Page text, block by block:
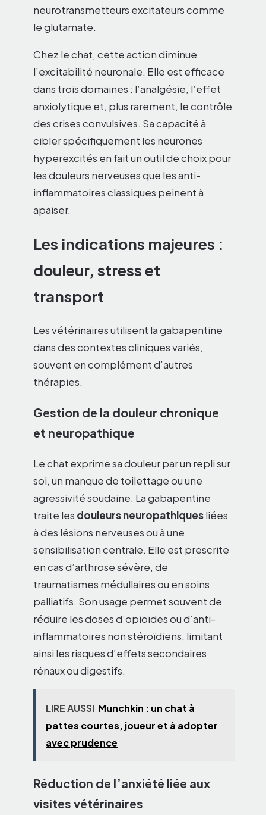
neurotransmetteurs excitateurs comme
le glutamate.
Chez le chat, cette action diminue
l’excitabilité neuronale. Elle est efficace
dans trois domaines : l’analgésie, l’effet
anxiolytique et, plus rarement, le contrôle
des crises convulsives. Sa capacité à
cibler spécifiquement les neurones
hyperexcités en fait un outil de choix pour
les douleurs nerveuses que les anti-
inflammatoires classiques peinent à
apaiser.
Les indications majeures :
douleur, stress et
transport
Les vétérinaires utilisent la gabapentine
dans des contextes cliniques variés,
souvent en complément d’autres
thérapies.
Gestion de la douleur chronique
et neuropathique
Le chat exprime sa douleur par un repli sur
soi, un manque de toilettage ou une
agressivité soudaine. La gabapentine
traite les douleurs neuropathiquesliées
à des lésions nerveuses ou à une
sensibilisation centrale. Elle est prescrite
en cas d’arthrose sévère, de
traumatismes médullaires ou en soins
palliatifs. Son usage permet souvent de
réduire les doses d’opioïdes ou d’anti-
inflammatoires non stéroïdiens, limitant
ainsi les risques d’effets secondaires
rénaux ou digestifs.
LIRE AUSSI Munchkin : un chat à
pattes courtes, joueur et à adopter
avec prudence
Réduction de l’anxiété liée aux
visites vétérinaires